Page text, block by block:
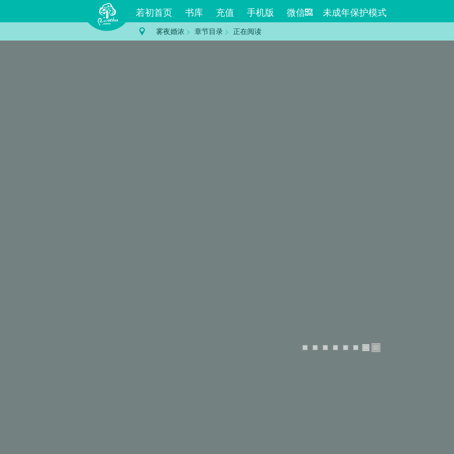
若初首页 书库 充值 手机版 微信 未成年保护模式
雾夜婚浓 章节目录 正在阅读